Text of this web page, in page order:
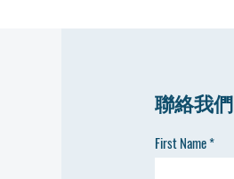
聯絡我們
First Name